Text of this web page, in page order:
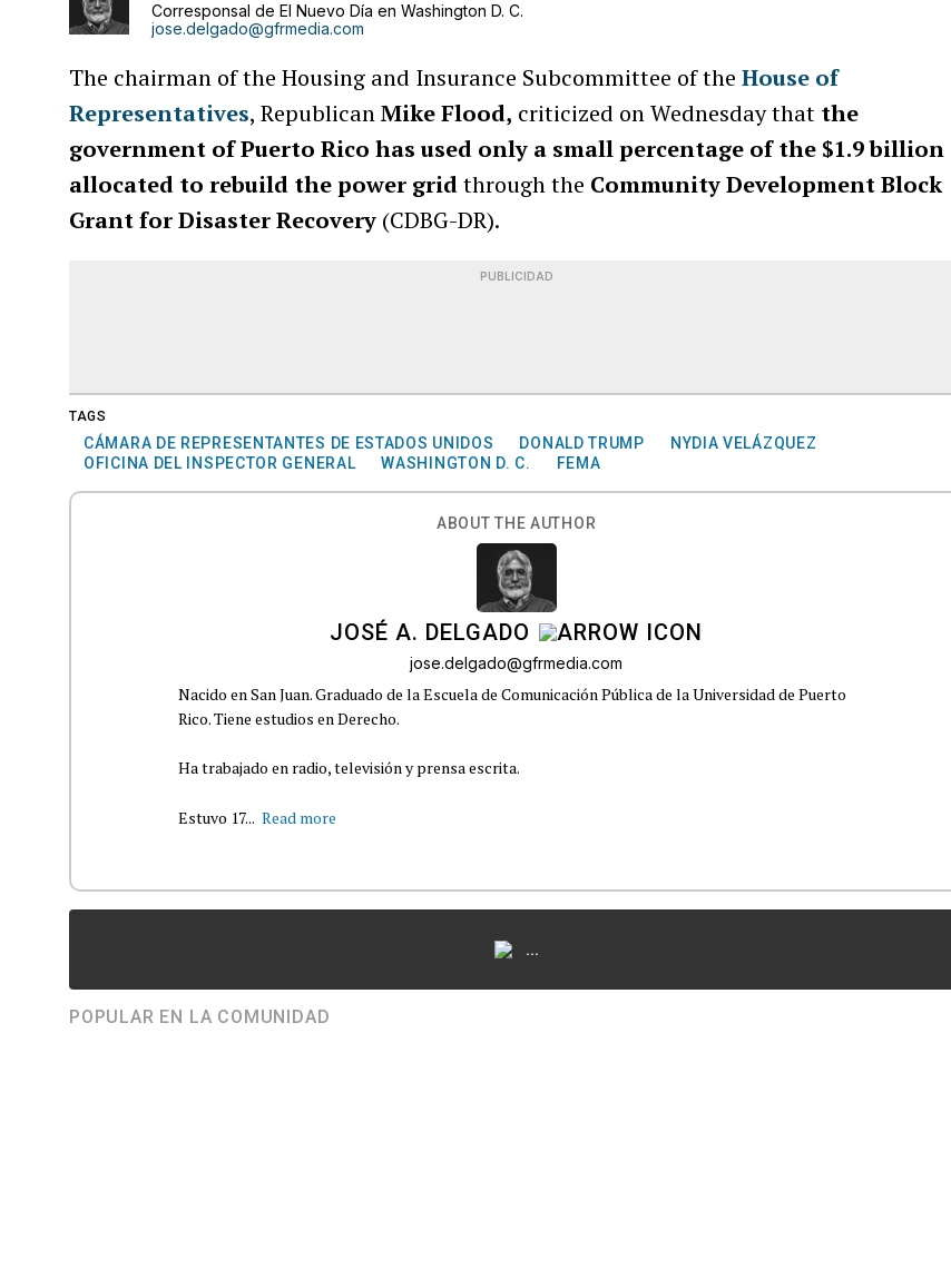
Corresponsal de El Nuevo Día en Washington D. C.
jose.delgado@gfrmedia.com
The chairman of the Housing and Insurance Subcommittee of theHouse of
Representatives, RepublicanMike Flood, criticized on Wednesday that the
government of Puerto Rico has used only a small percentage of the $1.9 billion
allocated to rebuild the power gridthrough the Community Development Block
Grant for Disaster Recovery (CDBG-DR).
PUBLICIDAD
TAGS
CÁMARA DE REPRESENTANTES DE ESTADOS UNIDOS DONALD TRUMP
NYDIA VELÁZQUEZ
OFICINA DEL INSPECTOR GENERAL
WASHINGTON D. C. FEMA
ABOUT THE AUTHOR
JOSÉ A. DELGADO
jose.delgado@gfrmedia.com
Nacido en San Juan. Graduado de la Escuela de Comunicación Pública de la Universidad de Puerto
Rico. Tiene estudios en Derecho.
Ha trabajado en radio, televisión y prensa escrita.
Estuvo 17... Read more
...
POPULAR EN LA COMUNIDAD